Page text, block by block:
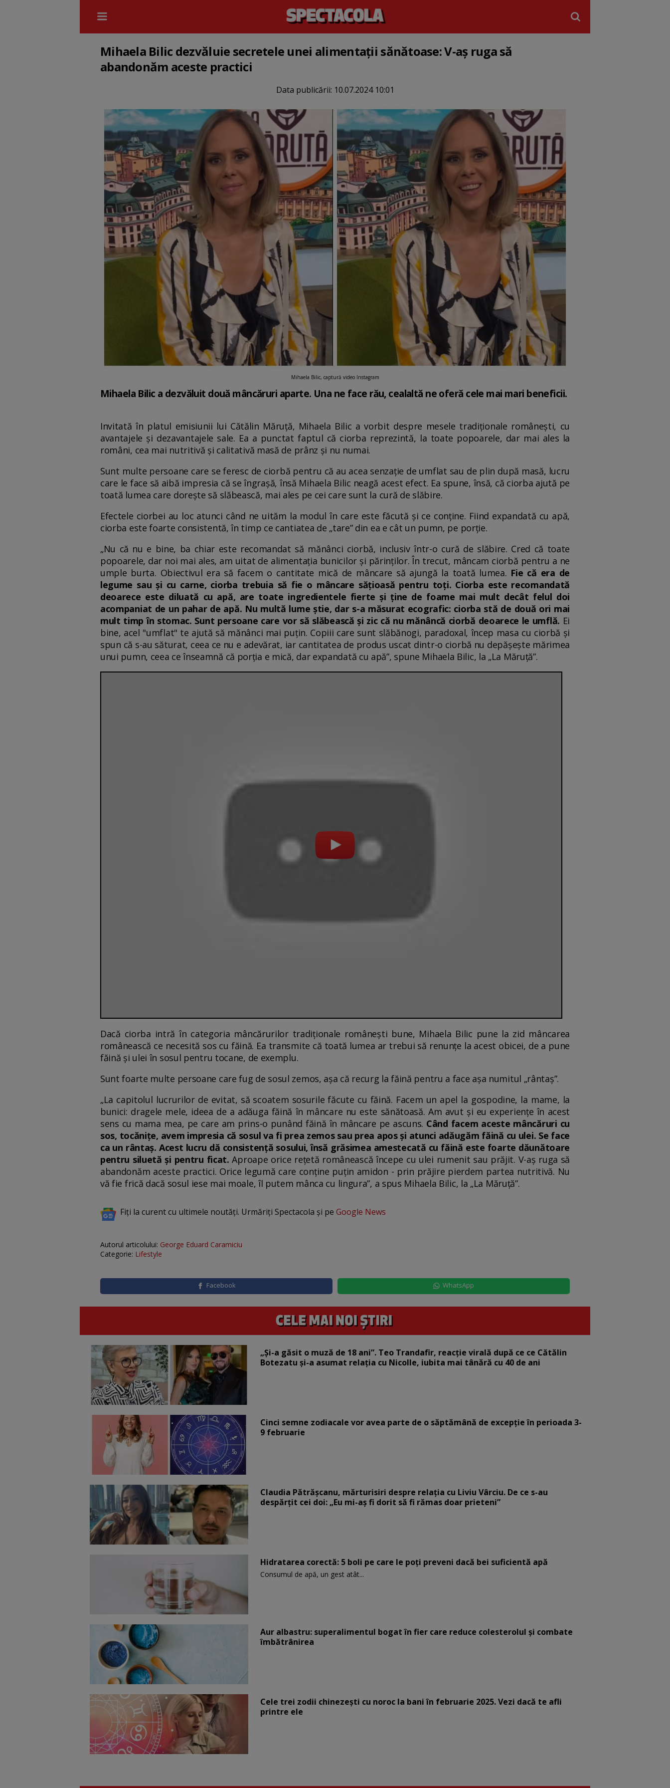
Mihaela Bilic dezvăluie secretele unei alimentații sănătoase: V-aș ruga să
abandonăm aceste practici
Data publicării: 10.07.2024 10:01
Mihaela Bilic, captură video Instagram
Mihaela Bilic a dezvăluit două mâncăruri aparte. Una ne face rău, cealaltă ne oferă cele mai mari beneficii.
Invitată în platul emisiunii lui Cătălin Măruță, Mihaela Bilic a vorbit despre mesele tradiționale românești, cu
avantajele și dezavantajele sale. Ea a punctat faptul că ciorba reprezintă, la toate popoarele, dar mai ales la
români, cea mai nutritivă și calitativă masă de prânz și nu numai.
Sunt multe persoane care se feresc de ciorbă pentru că au acea senzație de umflat sau de plin după masă, lucru
care le face să aibă impresia că se îngrașă, însă Mihaela Bilic neagă acest efect. Ea spune, însă, că ciorba ajută pe
toată lumea care dorește să slăbească, mai ales pe cei care sunt la cură de slăbire.
Efectele ciorbei au loc atunci când ne uităm la modul în care este făcută și ce conține. Fiind expandată cu apă,
ciorba este foarte consistentă, în timp ce cantiatea de „tare” din ea e cât un pumn, pe porție.
„Nu că nu e bine, ba chiar este recomandat să mănânci ciorbă, inclusiv într-o cură de slăbire. Cred că toate
popoarele, dar noi mai ales, am uitat de alimentația bunicilor și părinților. În trecut, mâncam ciorbă pentru a ne
umple burta. Obiectivul era să facem o cantitate mică de mâncare să ajungă la toată lumea. Fie că era de
legume sau și cu carne, ciorba trebuia să fie o mâncare sățioasă pentru toți. Ciorba este recomandată
deoarece este diluată cu apă, are toate ingredientele fierte și ține de foame mai mult decât felul doi
acompaniat de un pahar de apă. Nu multă lume știe, dar s-a măsurat ecografic: ciorba stă de două ori mai
mult timp în stomac. Sunt persoane care vor să slăbească și zic că nu mănâncă ciorbă deoarece le umflă. Ei
bine, acel "umflat" te ajută să mănânci mai puțin. Copiii care sunt slăbănogi, paradoxal, încep masa cu ciorbă și
spun că s-au săturat, ceea ce nu e adevărat, iar cantitatea de produs uscat dintr-o ciorbă nu depășește mărimea
unui pumn, ceea ce înseamnă că porția e mică, dar expandată cu apă”, spune Mihaela Bilic, la „La Măruță”.
Dacă ciorba intră în categoria mâncărurilor tradiționale românești bune, Mihaela Bilic pune la zid mâncarea
românească ce necesită sos cu făină. Ea transmite că toată lumea ar trebui să renunțe la acest obicei, de a pune
făină și ulei în sosul pentru tocane, de exemplu.
Sunt foarte multe persoane care fug de sosul zemos, așa că recurg la făină pentru a face așa numitul „rântaș”.
„La capitolul lucrurilor de evitat, să scoatem sosurile făcute cu făină. Facem un apel la gospodine, la mame, la
bunici: dragele mele, ideea de a adăuga făină în mâncare nu este sănătoasă. Am avut și eu experiențe în acest
sens cu mama mea, pe care am prins-o punând făină în mâncare pe ascuns. Când facem aceste mâncăruri cu
sos, tocănițe, avem impresia că sosul va fi prea zemos sau prea apos și atunci adăugăm făină cu ulei. Se face
ca un rântaș. Acest lucru dă consistență sosului, însă grăsimea amestecată cu făină este foarte dăunătoare
pentru siluetă și pentru ficat. Aproape orice rețetă românească începe cu ulei rumenit sau prăjit. V-aș ruga să
abandonăm aceste practici. Orice legumă care conține puțin amidon - prin prăjire pierdem partea nutritivă. Nu
vă fie frică dacă sosul iese mai moale, îl putem mânca cu lingura”, a spus Mihaela Bilic, la „La Măruță”.
Fiți la curent cu ultimele noutăți. Urmăriți Spectacola și pe Google News
Autorul articolului: George Eduard Caramiciu
Categorie: Lifestyle
Facebook WhatsApp
„Și-a găsit o muză de 18 ani”. Teo Trandafir, reacție virală după ce ce Cătălin
Botezatu și-a asumat relația cu Nicolle, iubita mai tânără cu 40 de ani
Cinci semne zodiacale vor avea parte de o săptămână de excepție în perioada 3-
9 februarie
Claudia Pătrășcanu, mărturisiri despre relația cu Liviu Vârciu. De ce s-au
despărțit cei doi: „Eu mi-aș fi dorit să fi rămas doar prieteni”
Hidratarea corectă: 5 boli pe care le poți preveni dacă bei suficientă apă
Consumul de apă, un gest atât...
Aur albastru: superalimentul bogat în fier care reduce colesterolul și combate
îmbătrânirea
Cele trei zodii chinezești cu noroc la bani în februarie 2025. Vezi dacă te afli
printre ele